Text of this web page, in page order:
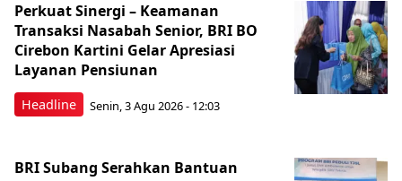
Headline
Perkuat Sinergi – Keamanan
Transaksi Nasabah Senior, BRI BO
Cirebon Kartini Gelar Apresiasi
Layanan Pensiunan
Senin, 3 Agu 2026 - 12:03
BRI Subang Serahkan Bantuan